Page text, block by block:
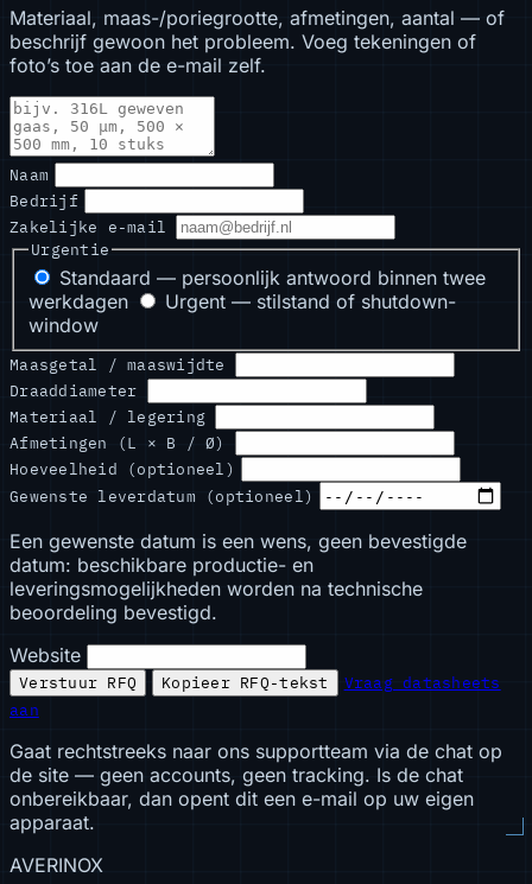
Materiaal, maas-/poriegrootte, afmetingen, aantal — of
beschrijf gewoon het probleem. Voeg tekeningen of
foto’s toe aan de e-mail zelf.
Naam
Bedrijf
Zakelijke e-mail
Urgentie
Standaard — persoonlijk antwoord binnen twee
werkdagen
Urgent — stilstand of shutdown-
window
Maasgetal / maaswijdte
Draaddiameter
Materiaal / legering
Afmetingen (L × B / Ø)
Hoeveelheid (optioneel)
Gewenste leverdatum (optioneel)
Een gewenste datum is een wens, geen bevestigde
datum: beschikbare productie- en
leveringsmogelijkheden worden na technische
beoordeling bevestigd.
Website
Verstuur RFQ Kopieer RFQ-tekst
Vraag datasheets
aan
Gaat rechtstreeks naar ons supportteam via de chat op
de site — geen accounts, geen tracking. Is de chat
onbereikbaar, dan opent dit een e-mail op uw eigen
apparaat.
AVERINOX